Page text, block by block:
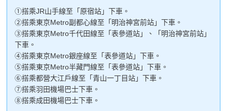
①搭乘JR山手線至「原宿站」下車。
②搭乘東京Metro副都心線至「明治神宮前站」下車。
③搭乘東京Metro千代田線至「表參道站」、「明治神宮前站」
下車。
④搭乘東京Metro銀座線至「表參道站」下車。
⑤搭乘東京Metro半藏門線至「表參道站」下車。
⑥搭乘都營大江戶線至「青山一丁目站」下車。
⑦搭乘羽田機場巴士下車。
⑧搭乘成田機場巴士下車。